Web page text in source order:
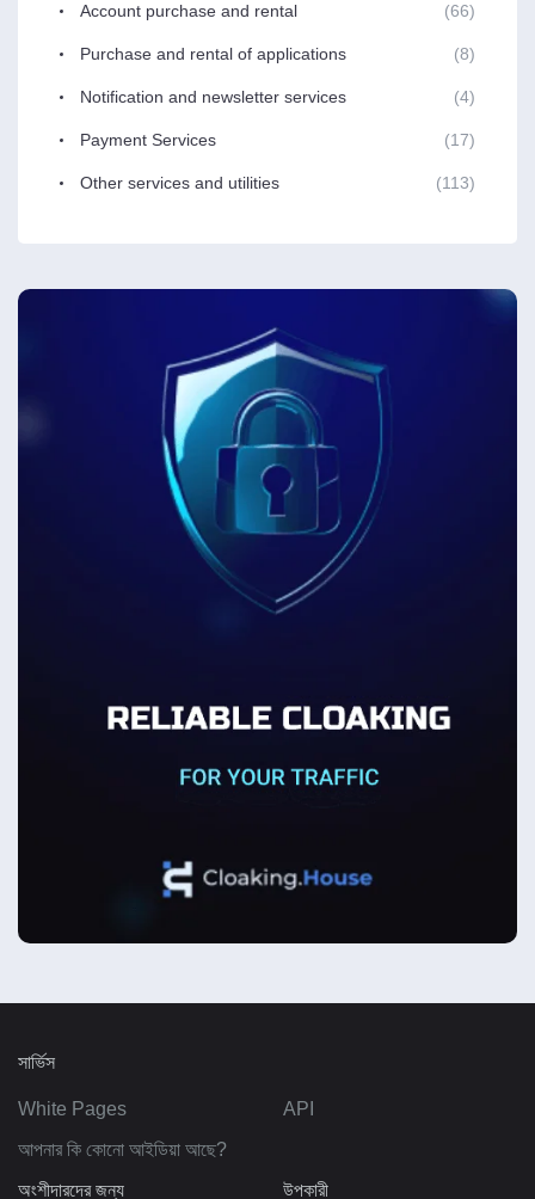
Account purchase and rental (66)
Purchase and rental of applications (8)
Notification and newsletter services (4)
Payment Services (17)
Other services and utilities (113)
সার্ভিস
White Pages
API
আপনার কি কোনো আইডিয়া আছে?
অংশীদারদের জন্য
উপকারী